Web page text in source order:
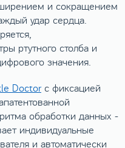
и сокращением
удар сердца.
ртутного столба и
значения.
Doctorс фиксацией
обработки данных -
индивидуальные
и автоматически